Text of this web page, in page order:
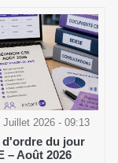
Juillet 2026 - 09:13
d'ordre du jour
– Août 2026